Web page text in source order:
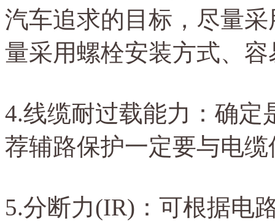
汽车追求的目标，尽量
量采用螺栓安装方式、
4.线缆耐过载能力：确定
荐辅路保护一定要与电
5.分断力(IR)：可根据电